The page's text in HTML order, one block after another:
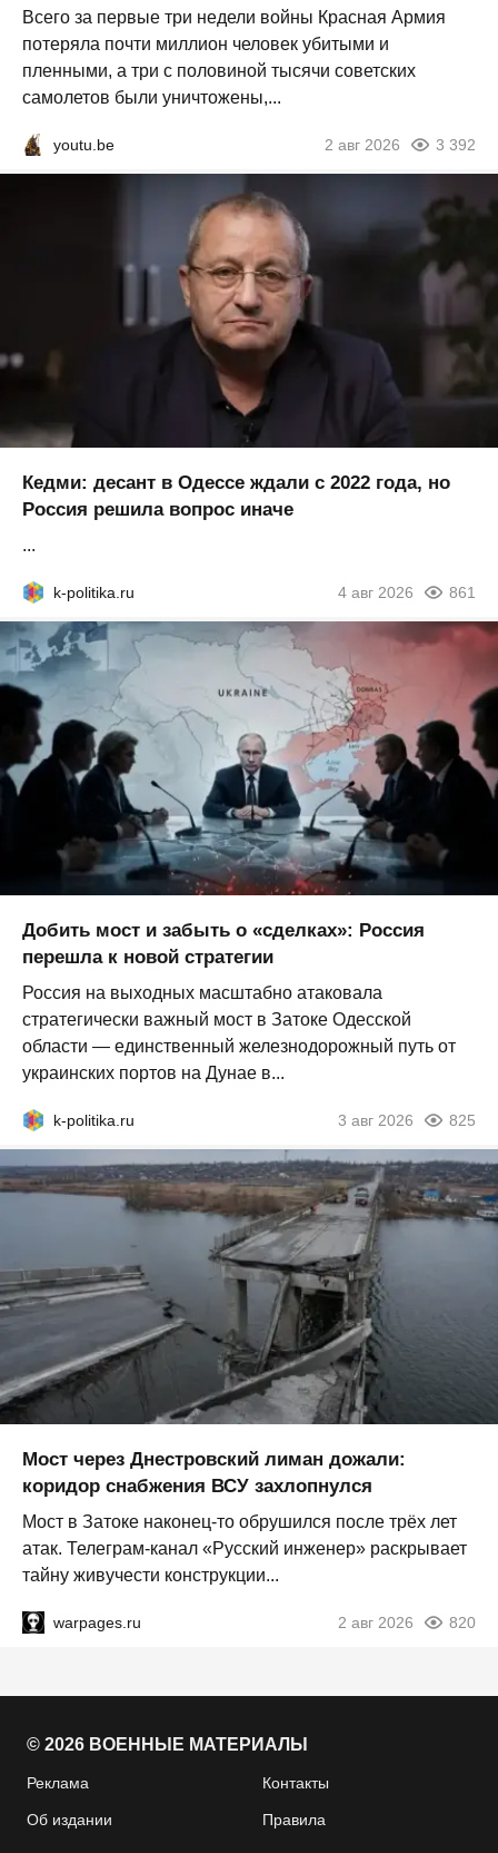
Всего за первые три недели войны Красная Армия
потеряла почти миллион человек убитыми и
пленными, а три с половиной тысячи советских
самолетов были уничтожены,...
youtu.be 2 авг 2026 3 392
Кедми: десант в Одессе ждали с 2022 года, но
Россия решила вопрос иначе
...
k-politika.ru 4 авг 2026 861
Добить мост и забыть о «сделках»: Россия
перешла к новой стратегии
Россия на выходных масштабно атаковала
стратегически важный мост в Затоке Одесской
области — единственный железнодорожный путь от
украинских портов на Дунае в...
k-politika.ru 3 авг 2026 825
Мост через Днестровский лиман дожали:
коридор снабжения ВСУ захлопнулся
Мост в Затоке наконец-то обрушился после трёх лет
атак. Телеграм-канал «Русский инженер» раскрывает
тайну живучести конструкции...
warpages.ru 2 авг 2026 820
© 2026 ВОЕННЫЕ МАТЕРИАЛЫ
Реклама Контакты
Об издании Правила